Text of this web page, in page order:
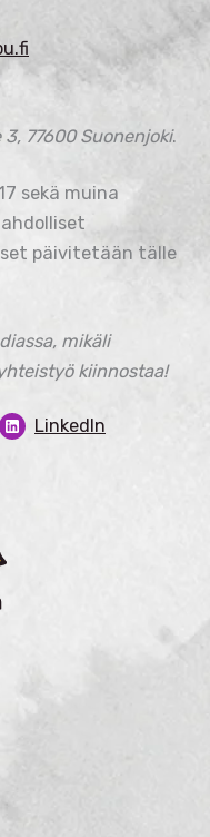
77600 Suonenjoki.
sekä muina
päivitetään tälle
mikäli
kiinnostaa!
LinkedIn